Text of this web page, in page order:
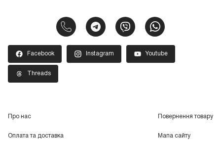
Facebook Instagram Youtube
Threads
Про нас
Оплата та доставка
Повернення товару
Мапа сайту